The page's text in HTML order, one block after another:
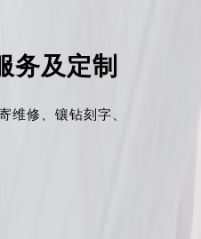
务及定制
维修、镶钻刻字、